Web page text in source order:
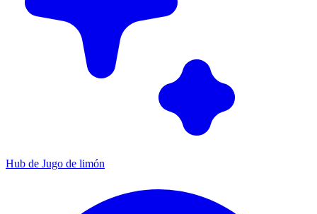
Hub de Jugo de limón